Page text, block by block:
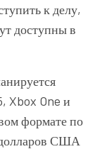
к делу,
доступны в
Xbox One и
формате по
США